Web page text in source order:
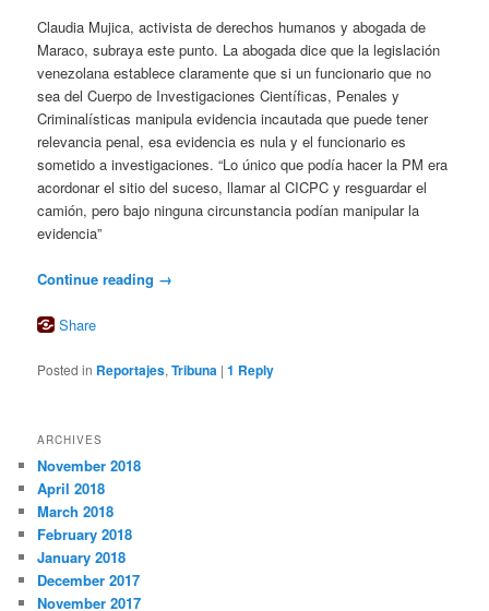
Claudia Mujica, activista de derechos humanos y abogada de
Maraco, subraya este punto. La abogada dice que la legislación
venezolana establece claramente que si un funcionario que no
sea del Cuerpo de Investigaciones Científicas, Penales y
Criminalísticas manipula evidencia incautada que puede tener
relevancia penal, esa evidencia es nula y el funcionario es
sometido a investigaciones. “Lo único que podía hacer la PM era
acordonar el sitio del suceso, llamar al CICPC y resguardar el
camión, pero bajo ninguna circunstancia podían manipular la
evidencia”
Continue reading →
Share
Posted in Reportajes,Tribuna |1 Reply
ARCHIVES
November 2018
April 2018
March 2018
February 2018
January 2018
December 2017
November 2017